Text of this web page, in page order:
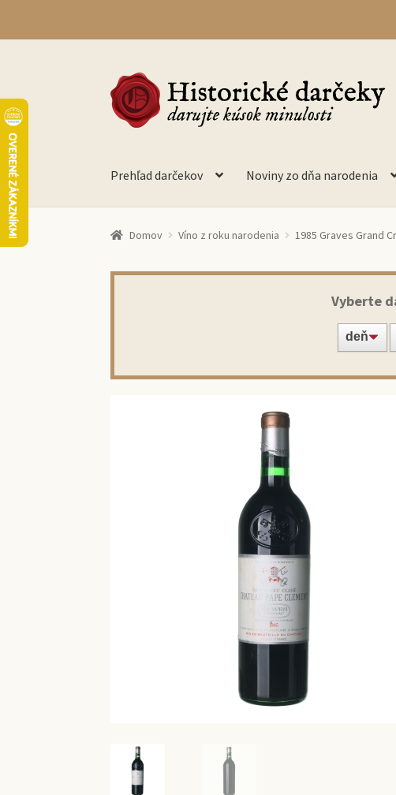
Preskočiť
na
navigáciu
Preskočiť
na
obsah
Prehľad darčekov Noviny zo dňa narodenia
Domov Víno z roku narodenia 1985 Graves Grand
Vyberte